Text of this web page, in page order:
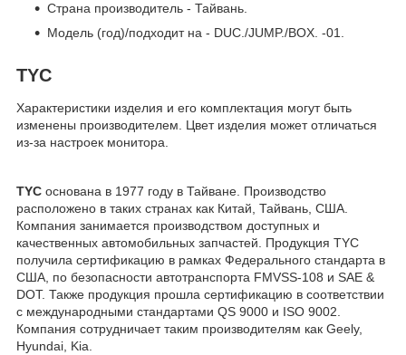
Страна производитель - Тайвань.
Модель (год)/подходит на - DUC./JUMP./BOX. -01.
TYC
Характеристики изделия и его комплектация могут быть
изменены производителем. Цвет изделия может отличаться
из-за настроек монитора.
TYC основана в 1977 году в Тайване. Производство
расположено в таких странах как Китай, Тайвань, США.
Компания занимается производством доступных и
качественных автомобильных запчастей. Продукция TYC
получила сертификацию в рамках Федерального стандарта в
США, по безопасности автотранспорта FMVSS-108 и SAE &
DOT. Также продукция прошла сертификацию в соответствии
с международными стандартами QS 9000 и ISO 9002.
Компания сотрудничает таким производителям как Geely,
Hyundai, Kia.